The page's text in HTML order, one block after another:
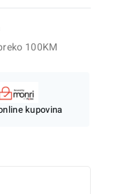
100KM
kupovina